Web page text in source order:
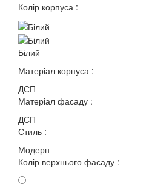
Колір корпуса :
Білий
Матеріал корпуса :
ДСП
Матеріал фасаду :
ДСП
Стиль :
Модерн
Колір верхнього фасаду :